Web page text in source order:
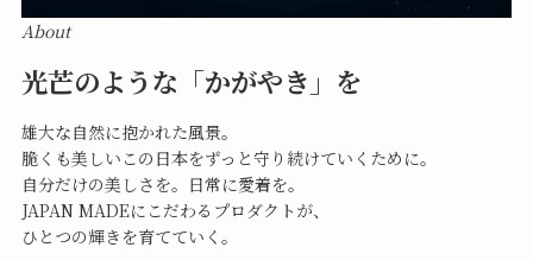
About
光芒のような「かがやき」を
雄大な自然に抱かれた風景。
脆くも美しいこの日本をずっと守り続けていくために。
自分だけの美しさを。日常に愛着を。
JAPAN MADEにこだわるプロダクトが、
ひとつの輝きを育てていく。